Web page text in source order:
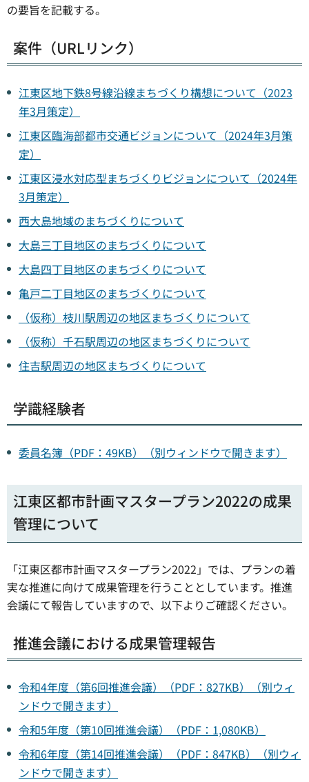
の要旨を記載する。
案件（URLリンク）
江東区地下鉄8号線沿線まちづくり構想について（2023
年3月策定）
江東区臨海部都市交通ビジョンについて（2024年3月策
定）
江東区浸水対応型まちづくりビジョンについて（2024年
3月策定）
西大島地域のまちづくりについて
大島三丁目地区のまちづくりについて
大島四丁目地区のまちづくりについて
亀戸二丁目地区のまちづくりについて
（仮称）枝川駅周辺の地区まちづくりについて
（仮称）千石駅周辺の地区まちづくりについて
住吉駅周辺の地区まちづくりについて
学識経験者
委員名簿（PDF：49KB）（別ウィンドウで開きます）
江東区都市計画マスタープラン2022の成果
管理について
「江東区都市計画マスタープラン2022」では、プランの着
実な推進に向けて成果管理を行うこととしています。推進
会議にて報告していますので、以下よりご確認ください。
推進会議における成果管理報告
令和4年度（第6回推進会議）（PDF：827KB）（別ウィ
ンドウで開きます）
令和5年度（第10回推進会議）（PDF：1,080KB）
令和6年度（第14回推進会議）（PDF：847KB）（別ウィ
ンドウで開きます）